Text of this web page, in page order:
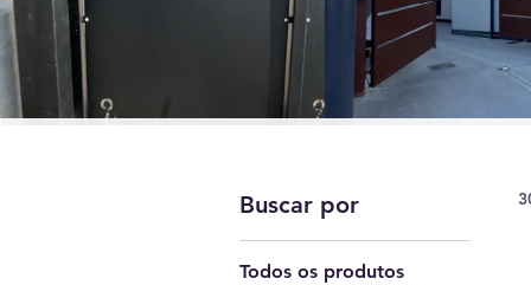
Buscar por
Todos os produtos